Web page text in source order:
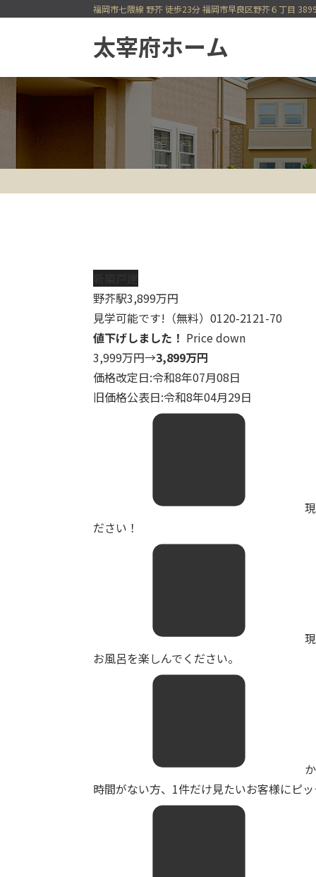
福岡市七隈線 野芥 徒歩23分 福岡市早良区野芥６丁目
野芥駅3,899万円
見学可能です!（無料）0120-2121-70
値下げしました！ Price down
3,999万円→3,899万円
価格改定日:令和8年07月08日
旧価格公表日:令和8年04月29日
ださい！
お風呂を楽しんでください。
時間がない方、1件だけ見たいお客様にピ